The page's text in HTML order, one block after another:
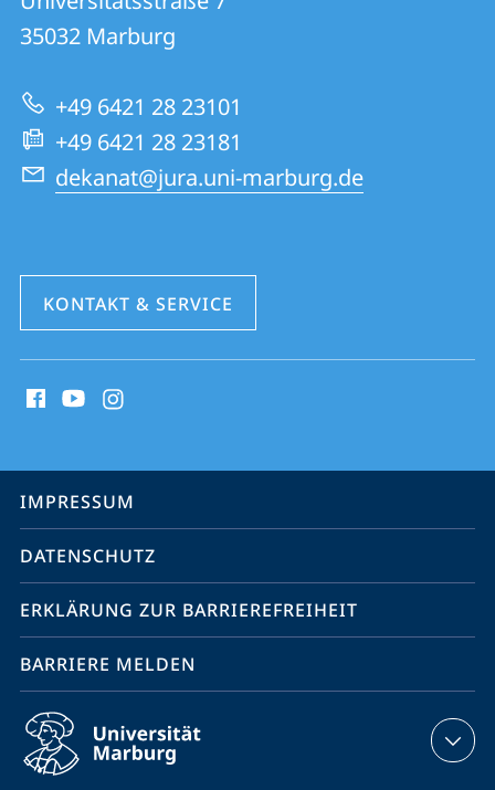
Informationen
zur
Website
01
|
Rechtswissenschaften
35032 Marburg
+49 6421 28 23101
+49 6421 28 23181
dekanat@jura.uni-marburg.de
KONTAKT & SERVICE
Media
Service-
Navigation
IMPRESSUM
DATENSCHUTZ
ERKLÄRUNG ZUR BARRIEREFREIHEIT
BARRIERE MELDEN